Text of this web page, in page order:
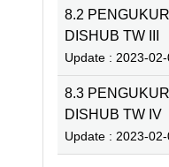
8.2
DISHUB TW III
Update : 2023-
8.3
DISHUB TW IV
Update : 2023-